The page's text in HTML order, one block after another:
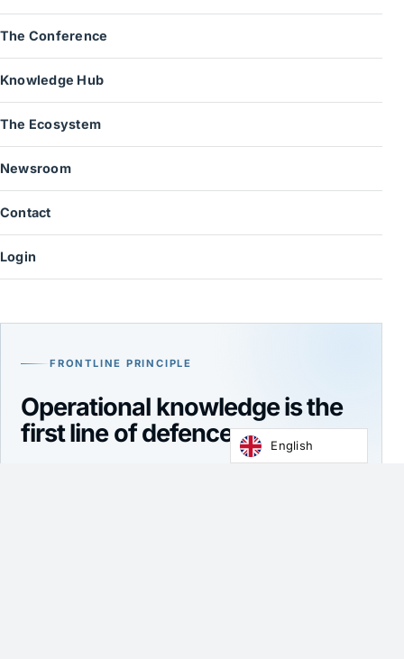
The Conference
Knowledge Hub
The Ecosystem
Newsroom
Contact
Login
FRONTLINE PRINCIPLE
Operational knowledge is the
first line of defence.
English